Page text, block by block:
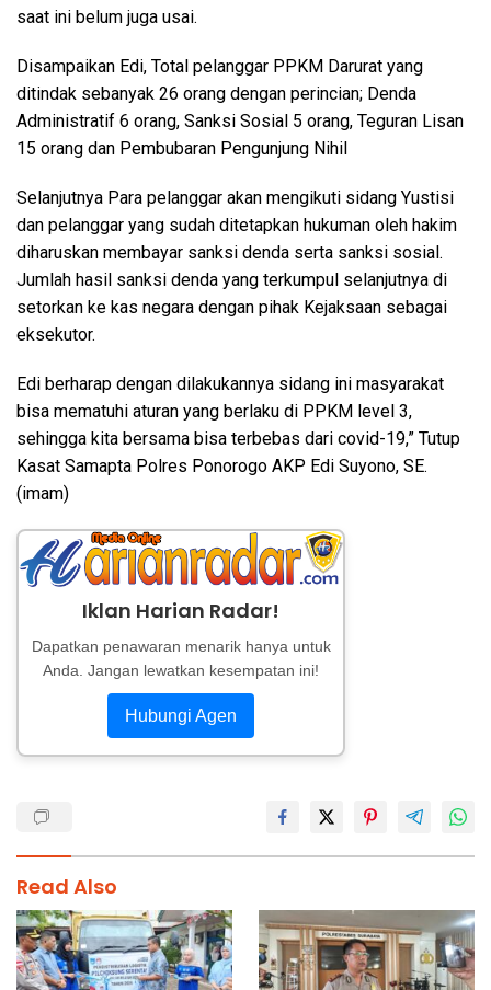
saat ini belum juga usai.
Disampaikan Edi, Total pelanggar PPKM Darurat yang
ditindak sebanyak 26 orang dengan perincian; Denda
Administratif 6 orang, Sanksi Sosial 5 orang, Teguran Lisan
15 orang dan Pembubaran Pengunjung Nihil
Selanjutnya Para pelanggar akan mengikuti sidang Yustisi
dan pelanggar yang sudah ditetapkan hukuman oleh hakim
diharuskan membayar sanksi denda serta sanksi sosial.
Jumlah hasil sanksi denda yang terkumpul selanjutnya di
setorkan ke kas negara dengan pihak Kejaksaan sebagai
eksekutor.
Edi berharap dengan dilakukannya sidang ini masyarakat
bisa mematuhi aturan yang berlaku di PPKM level 3,
sehingga kita bersama bisa terbebas dari covid-19,” Tutup
Kasat Samapta Polres Ponorogo AKP Edi Suyono, SE.
(imam)
Iklan Harian Radar!
Dapatkan penawaran menarik hanya untuk
Anda. Jangan lewatkan kesempatan ini!
Hubungi Agen
Read Also